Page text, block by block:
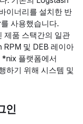
이너리를 설치한 반
사용했습니다.
제품 스택간의 일관
RPM 및 DEB 레이아
플랫폼에서
하기 위해 시스템 및
인